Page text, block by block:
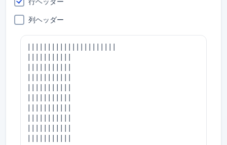
列ヘッダー